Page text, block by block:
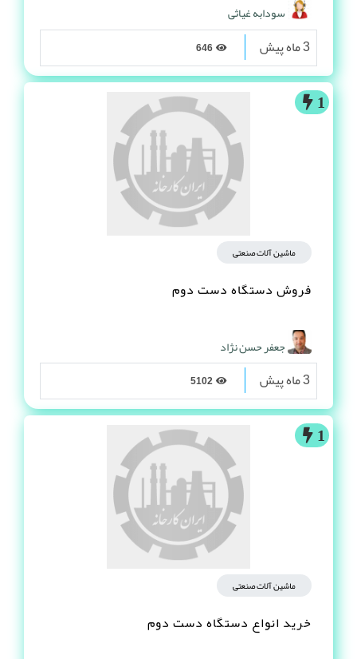
سودابه غیاثی
3 ماه پیش
1
ماشین آلات صنعتی
فروش دستگاه دست دوم
جعفر حسن نژاد
3 ماه پیش
1
ماشین آلات صنعتی
خرید انواع دستگاه دست دوم